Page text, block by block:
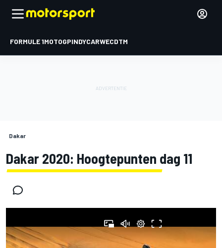
FORMULE 1MOTOGPINDYCARWECDTM
Dakar
Dakar 2020: Hoogtepunten dag 11